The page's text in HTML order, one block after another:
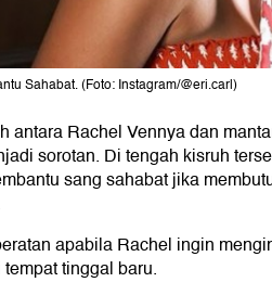
Sahabat. (Foto: Instagram/@eri.carl)
antara Rachel Vennya dan
sorotan. Di tengah kisruh
sang sahabat jika
apabila Rachel ingin
tinggal baru.